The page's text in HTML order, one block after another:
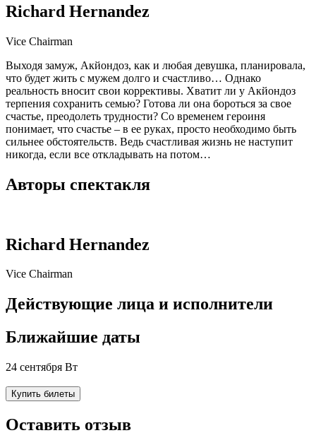
Richard Hernandez
Vice Chairman
Выходя замуж, Акйондоз, как и любая девушка, планировала,
что будет жить с мужем долго и счастливо… Однако
реальность вносит свои коррективы. Хватит ли у Акйондоз
терпения сохранить семью? Готова ли она бороться за свое
счастье, преодолеть трудности? Со временем героиня
понимает, что счастье – в ее руках, просто необходимо быть
сильнее обстоятельств. Ведь счастливая жизнь не наступит
никогда, если все откладывать на потом…
Авторы спектакля
Richard Hernandez
Vice Chairman
Действующие лица и исполнители
Ближайшие даты
24 сентября Вт
Купить билеты
Оставить отзыв